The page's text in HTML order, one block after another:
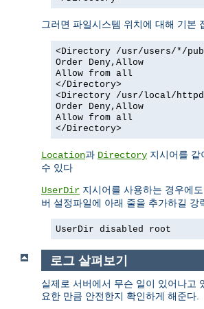
그러면 파일시스템 위치에 대해 기본
<Directory /usr/users/*/
Order Deny,Allow
Allow from all
</Directory>
<Directory /usr/local/
Order Deny,Allow
Allow from all
</Directory>
Location과 Directory 지시어를 같
수 있다
UserDir 지시어를 사용하는 경우에
버 설정파일에 아래 줄을 추가하길 강
UserDir disabled root
로그 살펴보기
실제로 서버에서 무슨 일이 있어나고
요한 만큼 안전한지 확인하게 해준다.